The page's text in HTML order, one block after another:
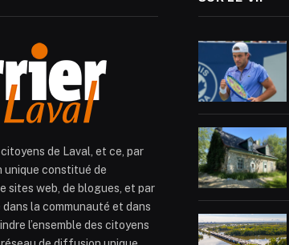
citoyens de Laval, et ce, par
constitué de
sites web, de blogues, et par
la communauté et dans
l’ensemble des citoyens